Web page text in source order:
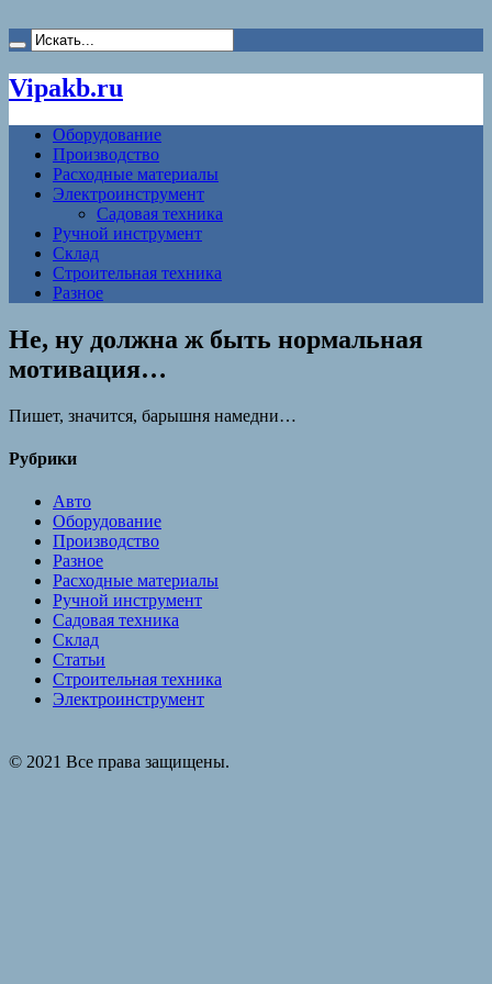
Vipakb.ru
Оборудование
Производство
Расходные материалы
Электроинструмент
Садовая техника
Ручной инструмент
Склад
Строительная техника
Разное
Не, ну должна ж быть нормальная
мотивация…
Пишет, значится, барышня намедни…
Рубрики
Авто
Оборудование
Производство
Разное
Расходные материалы
Ручной инструмент
Садовая техника
Склад
Статьи
Строительная техника
Электроинструмент
© 2021 Все права защищены.